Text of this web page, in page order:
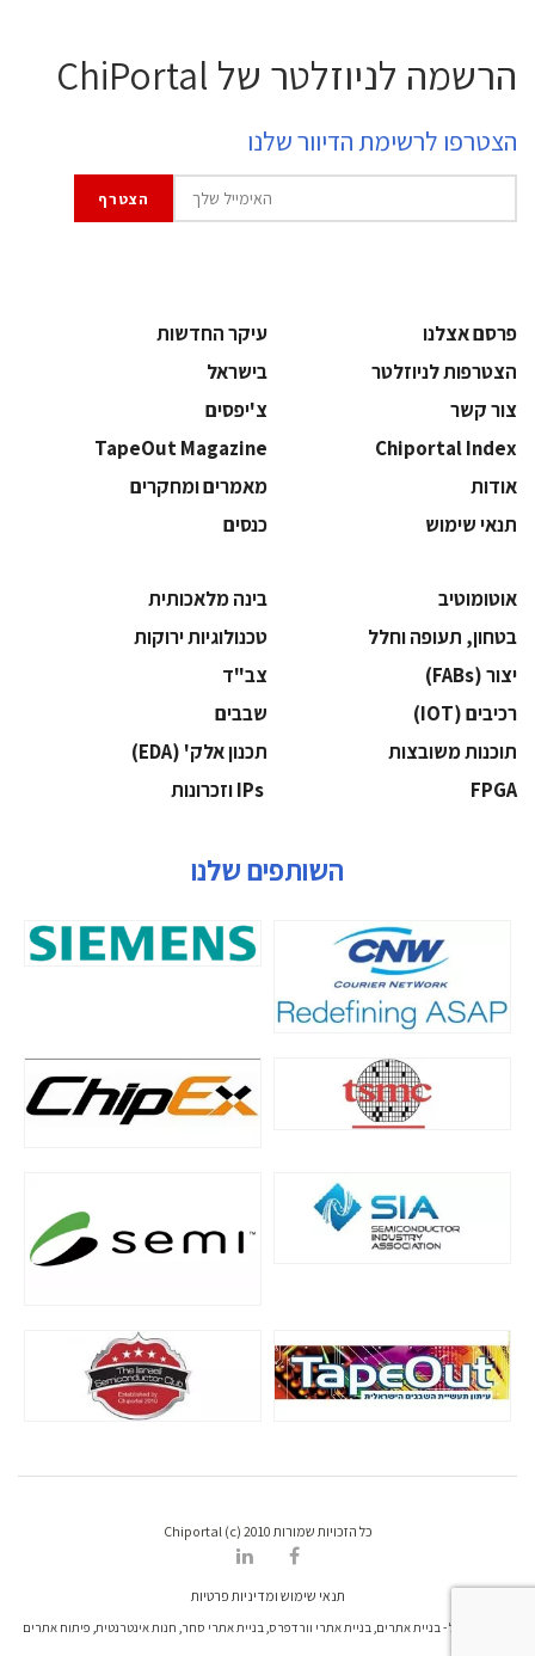
הרשמה לניוזלטר של ChiPortal
הצטרפו לרשימת הדיוור שלנו
פרסם אצלנו
עיקר החדשות
הצטרפות לניוזלטר
בישראל
צור קשר
צ'יפסים
Chiportal Index
TapeOut Magazine
אודות
מאמרים ומחקרים
תנאי שימוש
כנסים
אוטומוטיב
בינה מלאכותית
בטחון, תעופה וחלל
‫טכנולוגיות ירוקות‬
‫יצור (‪(FABs‬‬
‫צב"ד‬
‫רכיבים‬ (IOT)
‫שבבים‬
‫תוכנות משובצות‬
‫תכנון אלק' (‪(EDA‬‬
‫‪FPGA‬‬
השותפים שלנו
כל הזכויות שמורות Chiportal (c) 2010
תנאי שימוש ומדיניות פרטיות
דרונט דיגיטל - בניית אתרים, בניית אתרי וורדפרס, בניית אתרי סחר, חנות אינטרנטית, פיתוח אתרים